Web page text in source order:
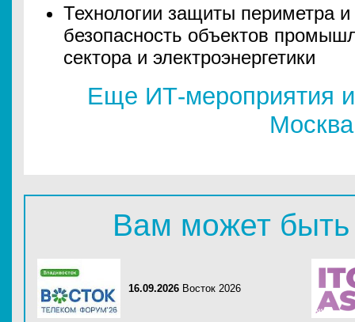
Технологии защиты периметра
безопасность объектов
сектора и электроэнергетики
Еще ИТ-мероприятия
Москва
Вам может быть
16.09.2026 Восток 2026